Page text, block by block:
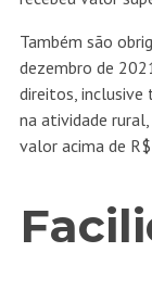
Também são
dezembro de
direitos, inclusive
na atividade
valor acima de